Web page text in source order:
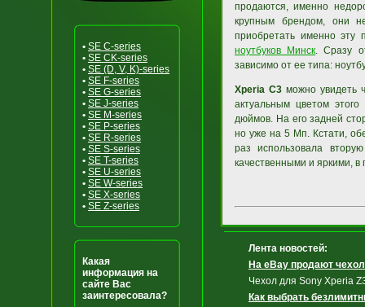
• SE C-series
• SE CK-series
• SE (D, V, K)-series
• SE F-series
• SE G-series
• SE J-series
• SE M-series
• SE P-series
• SE R-series
• SE S-series
• SE T-series
• SE U-series
• SE W-series
• SE X-series
• SE Z-series
Какая
информация на
сайте Вас
заинтересовала?
продаются, именно
крупным брендом, они
приобретать именно эту
ноутбуков Минск. Сразу
зависимо от ее типа:
Xperia C3можно увидеть
актуальным цветом
дюймов. На его задней
но уже на 5 Мп. Кстати,
раз использовала
качественными и яркими,
Лента новостей:
На eBay продают
Чехол для Sony Xperia
Как выбрать